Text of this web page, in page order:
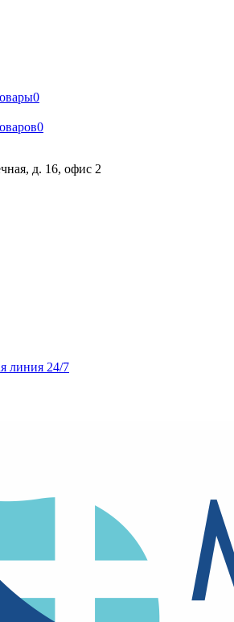
0
0
д. 16, офис 2
линия 24/7